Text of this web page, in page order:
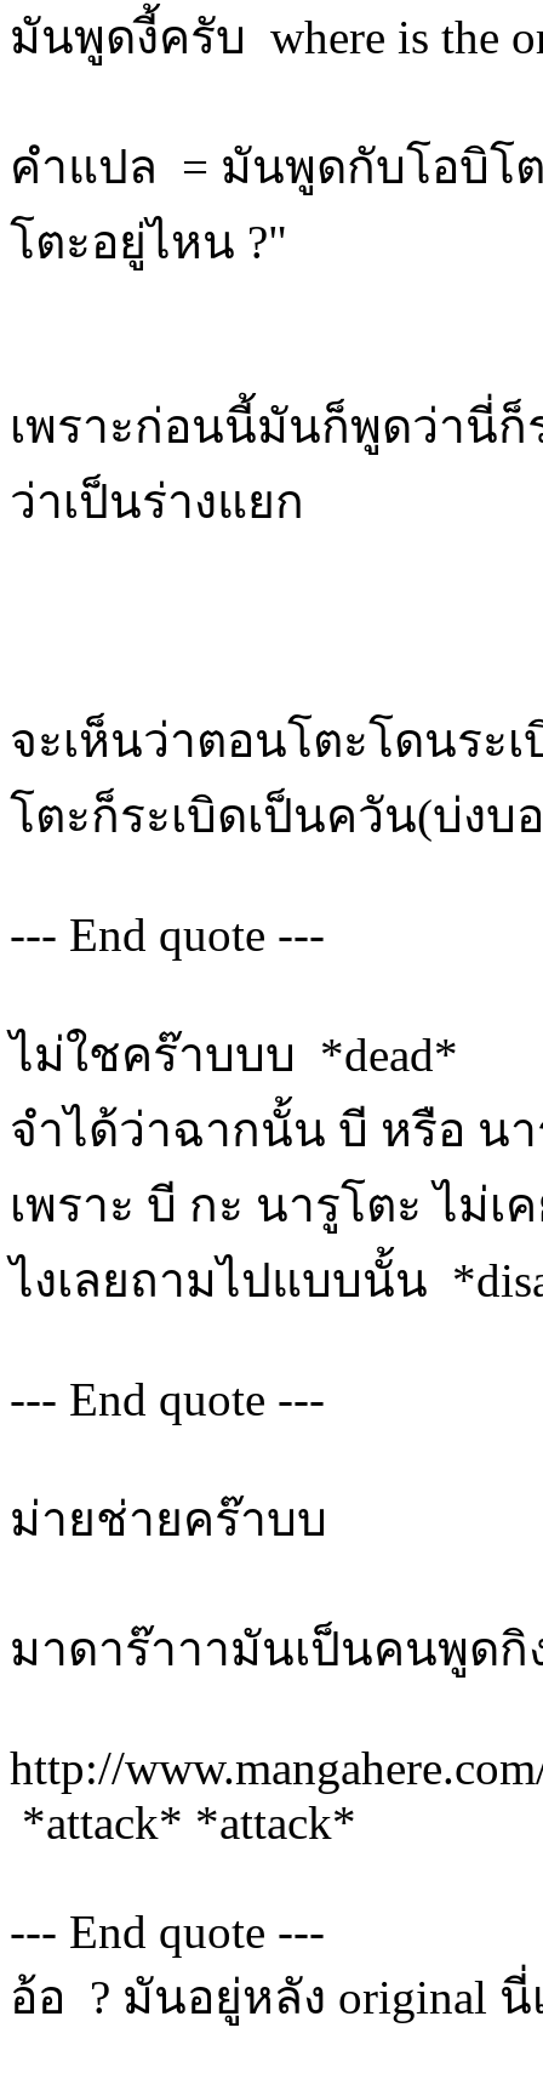
มันพูดงี้ครับ where is the
คำแปล = มันพูดกับโอบิโต
โตะอยู่ไหน ?"
เพราะก่อนนี้มันก็พูดว่านี่
ว่าเป็นร่างแยก
จะเห็นว่าตอนโตะโดนระ
โตะก็ระเบิดเป็นควัน(บ่งบ
--- End quote ---
ไม่ใชคร๊าบบบ *dead*
จำได้ว่าฉากนั้น บี หรือ น
เพราะ บี กะ นารูโตะ ไม่
ไงเลยถามไปแบบนั้น
--- End quote ---
ม่ายช่ายคร๊าบบ
มาดาร๊าาามันเป็นคนพูดกิ
http://
*attack* *attack*
--- End quote ---
อ้อ ? มันอยู่หลัง original